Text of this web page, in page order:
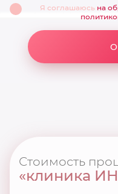
Я соглашаюсь на
Стоимость
«клиника